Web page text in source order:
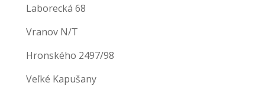
Laborecká 68
Vranov N/T
Hronského 2497/98
Veľké Kapušany